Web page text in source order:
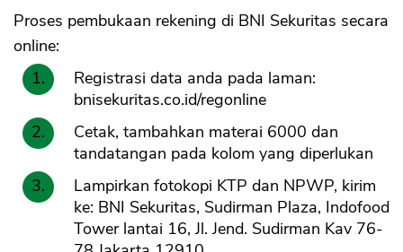
Proses pembukaan rekening di BNI Sekuritas secara
online:
Registrasi data anda pada laman:
bnisekuritas.co.id/regonline
Cetak, tambahkan materai 6000 dan
tandatangan pada kolom yang diperlukan
Lampirkan fotokopi KTP dan NPWP, kirim
ke: BNI Sekuritas, Sudirman Plaza, Indofood
Tower lantai 16, Jl. Jend. Sudirman Kav 76-